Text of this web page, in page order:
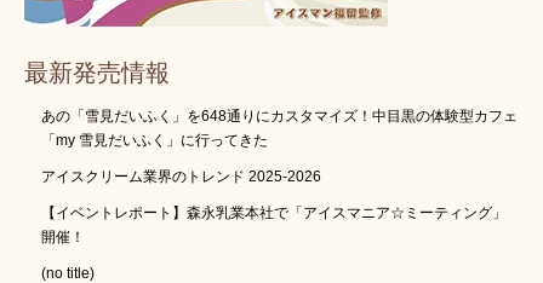
最新発売情報
あの「雪見だいふく」を648通りにカスタマイズ！中目黒の体験型カフェ
「my 雪見だいふく」に行ってきた
アイスクリーム業界のトレンド 2025-2026
【イベントレポート】森永乳業本社で「アイスマニア☆ミーティング」
開催！
(no title)